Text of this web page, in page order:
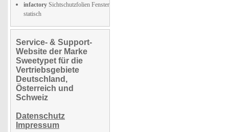
infactory Sichtschutzfolien Fenster
statisch
Service- & Support-
Website der Marke
Sweetypet für die
Vertriebsgebiete
Deutschland,
Österreich und
Schweiz
Datenschutz
Impressum